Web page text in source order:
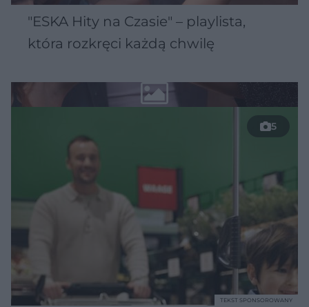
"ESKA Hity na Czasie" – playlista,
która rozkręci każdą chwilę
5
TEKST SPONSOROWANY